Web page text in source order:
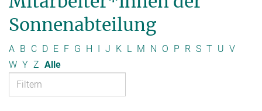
Sonnenabteilung
A B C D E F G H I J K L M N O P R S T U V
W Y Z Alle